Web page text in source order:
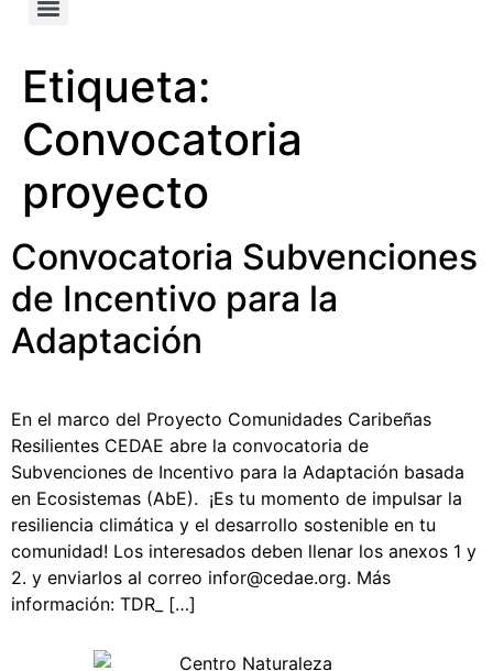
Etiqueta:
Convocatoria
proyecto
Convocatoria Subvenciones
de Incentivo para la
Adaptación
En el marco del Proyecto Comunidades Caribeñas
Resilientes CEDAE abre la convocatoria de
Subvenciones de Incentivo para la Adaptación basada
en Ecosistemas (AbE). ¡Es tu momento de impulsar la
resiliencia climática y el desarrollo sostenible en tu
comunidad! Los interesados deben llenar los anexos 1 y
2. y enviarlos al correo infor@cedae.org. Más
información: TDR_ […]